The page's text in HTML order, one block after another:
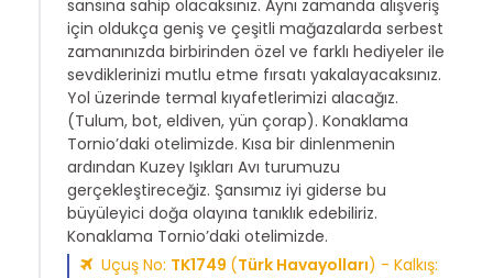
sansına sahip olacaksınız. Aynı zamanda alışveriş
için oldukça geniş ve çeşitli mağazalarda serbest
zamanınızda birbirinden özel ve farklı hediyeler ile
sevdiklerinizi mutlu etme fırsatı yakalayacaksınız.
Yol üzerinde termal kıyafetlerimizi alacağız.
(Tulum, bot, eldiven, yün çorap). Konaklama
Tornio’daki otelimizde. Kısa bir dinlenmenin
ardından Kuzey Işıkları Avı turumuzu
gerçekleştireceğiz. Şansımız iyi giderse bu
büyüleyici doğa olayına tanıklık edebiliriz.
Konaklama Tornio’daki otelimizde.
Uçuş No: TK1749 (Türk Havayolları) - Kalkış: